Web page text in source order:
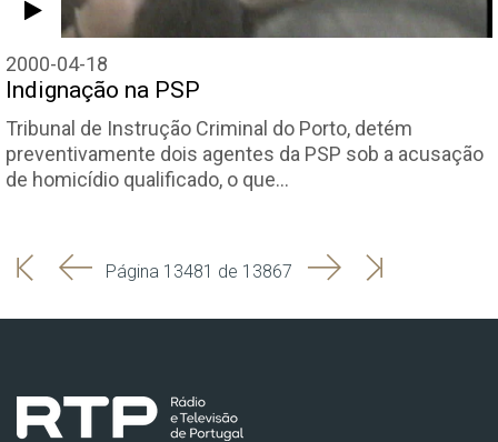
2000-04-18
Indignação na PSP
Tribunal de Instrução Criminal do Porto, detém
preventivamente dois agentes da PSP sob a acusação
de homicídio qualificado, o que…
'
'
Página 13481 de 13867 SeguinteÚltima